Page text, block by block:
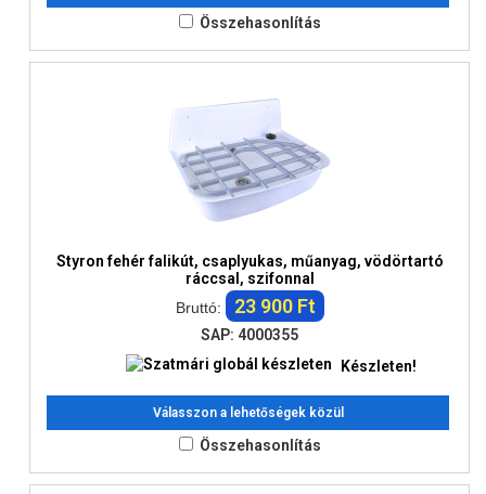
Összehasonlítás
Styron fehér falikút, csaplyukas, műanyag, vödörtartó
ráccsal, szifonnal
Bruttó:
23 900 Ft
SAP: 4000355
Készleten!
Válasszon a lehetőségek közül
Összehasonlítás